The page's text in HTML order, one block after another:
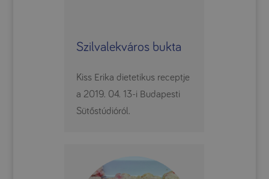
Szilvalekváros bukta
Kiss Erika dietetikus receptje
a 2019. 04. 13-i Budapesti
Sütőstúdióról.